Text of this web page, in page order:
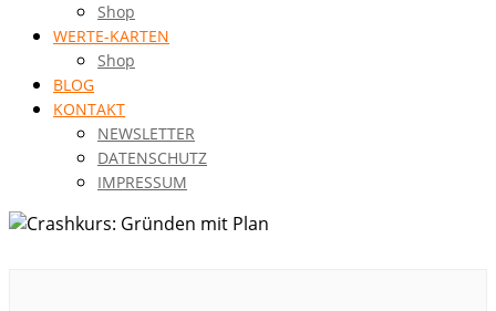
Shop
WERTE-KARTEN
Shop
BLOG
KONTAKT
NEWSLETTER
DATENSCHUTZ
IMPRESSUM